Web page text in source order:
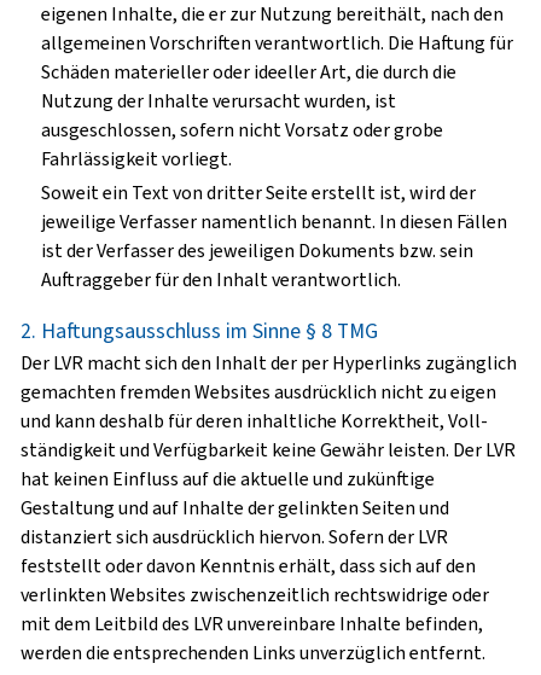
eigenen Inhalte, die er zur Nutzung bereithält, nach den
allgemeinen Vorschriften verantwortlich. Die Haftung für
Schäden materieller oder ideeller Art, die durch die
Nutzung der Inhalte verursacht wurden, ist
ausgeschlossen, sofern nicht Vorsatz oder grobe
Fahrlässigkeit vorliegt.
Soweit ein Text von dritter Seite erstellt ist, wird der
jeweilige Verfasser namentlich benannt. In diesen Fällen
ist der Verfasser des jeweiligen Dokuments bzw. sein
Auftraggeber für den Inhalt verantwortlich.
2. Haftungsausschluss im Sinne § 8 TMG
Der LVR macht sich den Inhalt der per Hyperlinks zugänglich
gemachten fremden Websites ausdrücklich nicht zu eigen
und kann deshalb für deren inhaltliche Korrektheit, Voll-
ständigkeit und Verfügbarkeit keine Gewähr leisten. Der LVR
hat keinen Einfluss auf die aktuelle und zukünftige
Gestaltung und auf Inhalte der gelinkten Seiten und
distanziert sich ausdrücklich hiervon. Sofern der LVR
feststellt oder davon Kenntnis erhält, dass sich auf den
verlinkten Websites zwischenzeitlich rechtswidrige oder
mit dem Leitbild des LVR unvereinbare Inhalte befinden,
werden die entsprechenden Links unverzüglich entfernt.